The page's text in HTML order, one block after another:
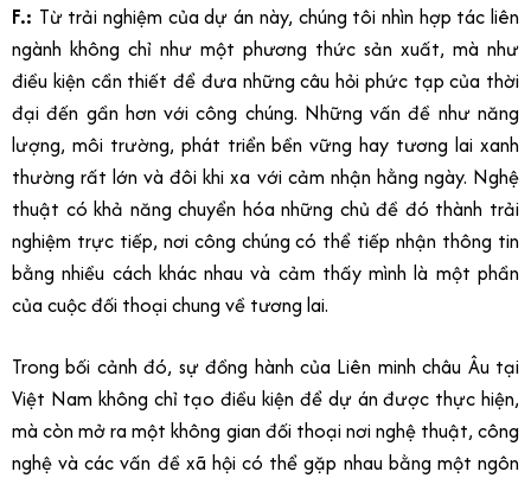
F.: Từ trải nghiệm của dự án này, chúng tôi nhìn hợp tác liên
ngành không chỉ như một phương thức sản xuất, mà như
điều kiện cần thiết để đưa những câu hỏi phức tạp của thời
đại đến gần hơn với công chúng. Những vấn đề như năng
lượng, môi trường, phát triển bền vững hay tương lai xanh
thường rất lớn và đôi khi xa với cảm nhận hằng ngày. Nghệ
thuật có khả năng chuyển hóa những chủ đề đó thành trải
nghiệm trực tiếp, nơi công chúng có thể tiếp nhận thông tin
bằng nhiều cách khác nhau và cảm thấy mình là một phần
của cuộc đối thoại chung về tương lai.
Trong bối cảnh đó, sự đồng hành của Liên minh châu Âu tại
Việt Nam không chỉ tạo điều kiện để dự án được thực hiện,
mà còn mở ra một không gian đối thoại nơi nghệ thuật, công
nghệ và các vấn đề xã hội có thể gặp nhau bằng một ngôn